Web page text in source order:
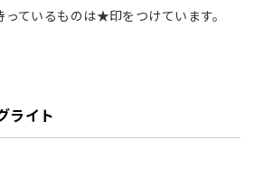
ているものは★印をつけています。
ライト